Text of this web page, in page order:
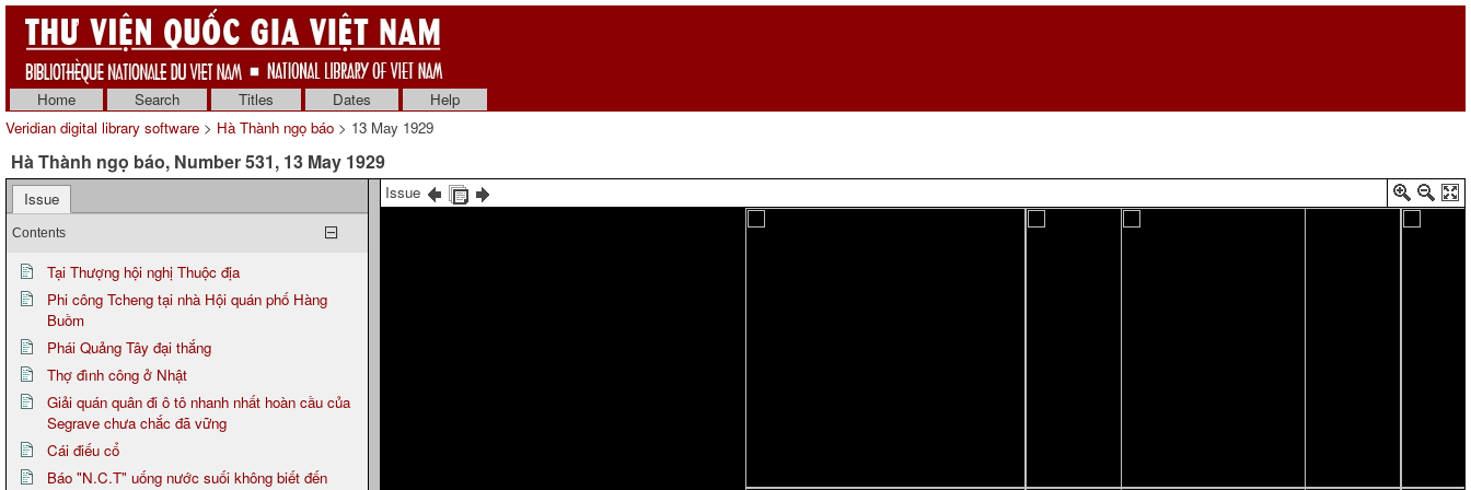
Home Search Titles Dates
Help
Veridian digital library software > Hà Thành ngọ báo > 13 May 1929
Hà Thành ngọ báo, Number 531, 13 May 1929
Issue
Contents
Tại Thượng hội nghị Thuộc địa
Phi công Tcheng tại nhà Hội quán phố Hàng
Buồm
Phái Quảng Tây đại thắng
Thợ đình công ở Nhật
Giải quán quân đi ô tô nhanh nhất hoàn cầu của
Segrave chưa chắc đã vững
Cái điếu cổ
Báo "N.C.T" uống nước suối không biết đến
Issue